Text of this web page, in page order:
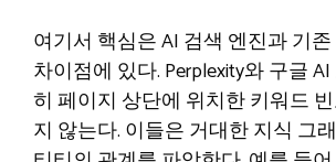
여기서 핵심은 AI 검색 엔진과 기
차이점에 있다. Perplexity와 구글
히 페이지 상단에 위치한 키워드
지 않는다. 이들은 거대한 지식 그